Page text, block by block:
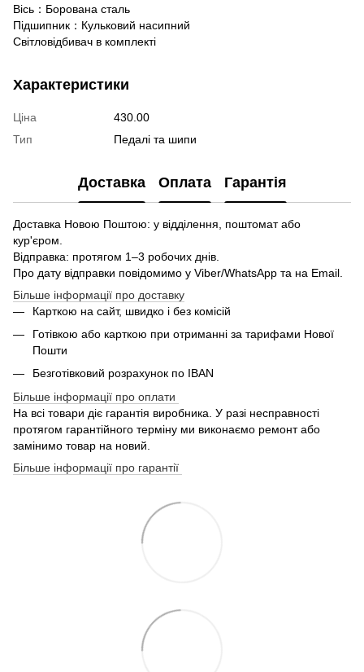
Вісь：Борована сталь
Підшипник：Кульковий насипний
Світловідбивач в комплекті
Характеристики
Ціна
430.00
Тип
Педалі та шипи
Доставка Оплата Гарантія
Доставка Новою Поштою: у відділення, поштомат або
кур'єром.
Відправка: протягом 1–3 робочих днів.
Про дату відправки повідомимо у Viber/WhatsApp та на Email.
Більше інформації про доставку
Карткою на сайт, швидко і без комісій
Готівкою або карткою при отриманні за тарифами Нової
Пошти
Безготівковий розрахунок по IBAN
Більше інформації про оплати
На всі товари діє гарантія виробника. У разі несправності
протягом гарантійного терміну ми виконаємо ремонт або
замінимо товар на новий.
Більше інформації про гарантії